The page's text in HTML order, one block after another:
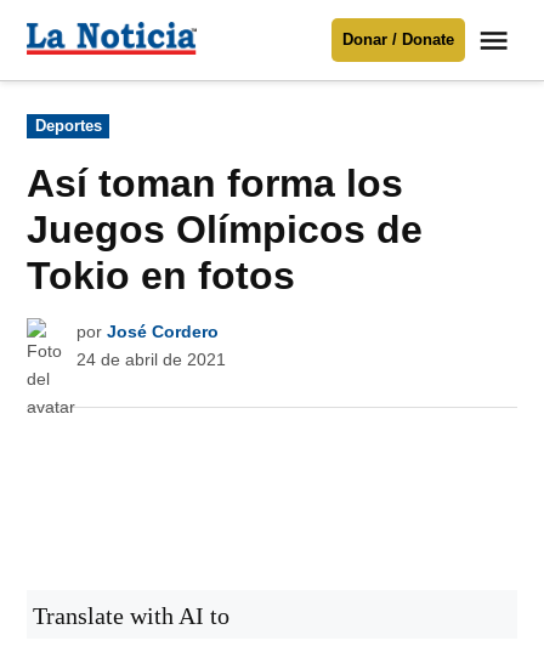
Para mantenerte informado necesitamos
Donar
contenido
Noticia
Donar / Donate
Publicado
en
Deportes
Así toman forma los
Juegos Olímpicos de
Tokio en fotos
por José Cordero
24 de abril de 2021
Translate with AI to